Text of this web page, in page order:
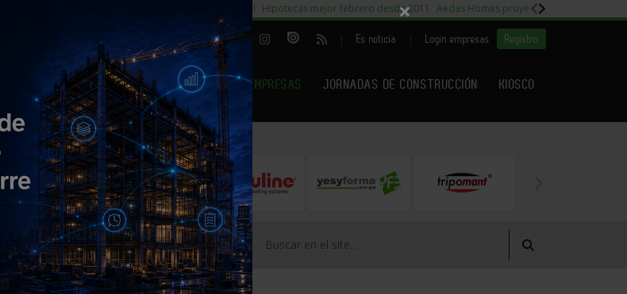
29% cambiar al alquiler temporal Hipotecas mejor febrero desde 2011 Aedas Homes proyecto Fiora
| Es noticia Login empresas Registro
PRODUCTOS AGENDA ARTÍCULOS EMPRESAS JORNADAS DE CONSTRUCCIÓN KIOSCO
EMPRESAS PREMIUM
×